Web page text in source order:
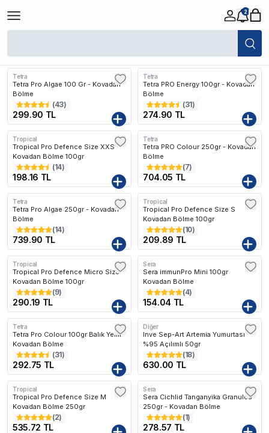
2
/ Kovadan Bölme Balık Yemleri
Tetra
Tetra Pro Algae 100 Gr - Kovadan
Bölme
(43)
299.90 TL
Tetra
Tetra PRO Energy 100gr - Kovadan
Bölme
(31)
274.90 TL
Tropical
Tropical Pro Defence Size XXS
Kovadan Bölme 100gr
(14)
198.16 TL
Tetra
Tetra PRO Colour 250gr - Kovadan
Bölme
(7)
704.05 TL
Tetra
Tetra Pro Algae 250gr - Kovadan
Bölme
(14)
739.90 TL
Tropical
Tropical Pro Defence Size S
Kovadan Bölme 100gr
(10)
209.89 TL
Tropical
Tropical Pro Defence Micro Size
Kovadan Bölme 100gr
(9)
290.19 TL
Sera
Sera immunPro Mini 100gr
Kovadan Bölme
(4)
154.04 TL
Tetra
Tetra Pro Colour 100gr Balık Yemi
Kovadan Bölme
(31)
292.75 TL
Diğer
Inve Sep-Art Artemia Yumurtası
%95 Açılımlı 50gr
(18)
630.00 TL
Tropical
Tropical Pro Defence Size M
Kovadan Bölme 250gr
(2)
535.72 TL
Sera
Sera Cichlid Tanganyika Granules
250gr - Kovadan Bölme
(1)
278.57 TL